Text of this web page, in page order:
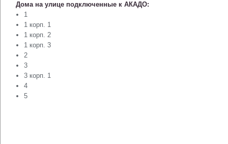
Дома на улице подключенные к АКАДО:
1
1 корп. 1
1 корп. 2
1 корп. 3
2
3
3 корп. 1
4
5